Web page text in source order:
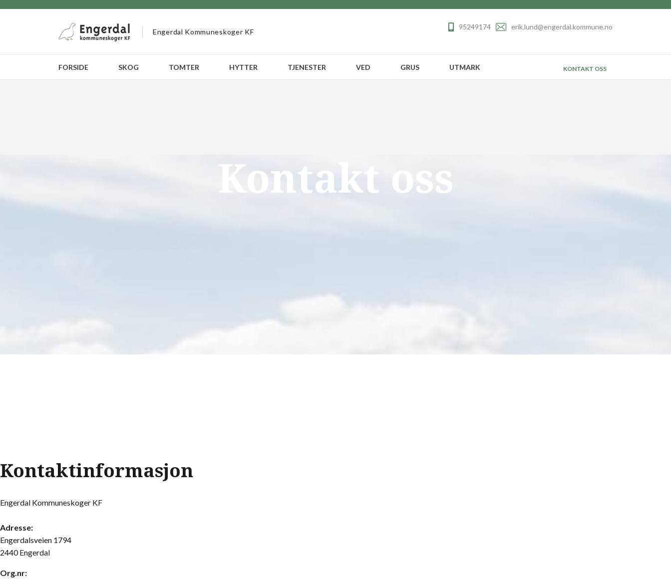
Engerdal Kommuneskoger KF
95249174 erik.lund@engerdal.kommune.no
KONTAKT OSS
FORSIDE SKOG TOMTER HYTTER TJENESTER VED GRUS UTMARK
Kontakt oss
Kontaktinformasjon
Engerdal Kommuneskoger KF
Adresse:
Engerdalsveien 1794
2440 Engerdal
Org.nr: